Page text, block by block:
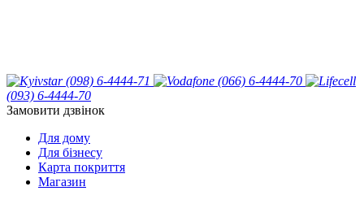
(098) 6-4444-71
(066) 6-4444-70
(093) 6-4444-70
Замовити дзвінок
Для дому
Для бізнесу
Карта покриття
Магазин